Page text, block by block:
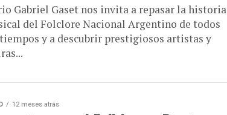
Gabriel Gaset nos invita a repasar la historia
del Folclore Nacional Argentino de todos
y a descubrir prestigiosos artistas y
12 meses atrás